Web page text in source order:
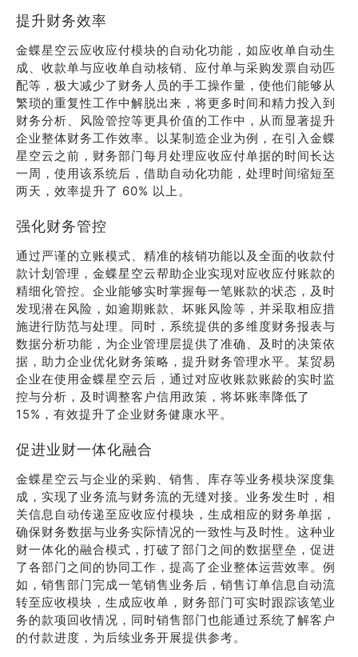
提升财务效率
金蝶星空云应收应付模块的自动化功能，如应收单自动生
成、收款单与应收单自动核销、应付单与采购发票自动匹
配等，极大减少了财务人员的手工操作量，使他们能够从
繁琐的重复性工作中解脱出来，将更多时间和精力投入到
财务分析、风险管控等更具价值的工作中，从而显著提升
企业整体财务工作效率。以某制造企业为例，在引入金蝶
星空云之前，财务部门每月处理应收应付单据的时间长达
一周，使用该系统后，借助自动化功能，处理时间缩短至
两天，效率提升了 60% 以上。
强化财务管控
通过严谨的立账模式、精准的核销功能以及全面的收款付
款计划管理，金蝶星空云帮助企业实现对应收应付账款的
精细化管控。企业能够实时掌握每一笔账款的状态，及时
发现潜在风险，如逾期账款、坏账风险等，并采取相应措
施进行防范与处理。同时，系统提供的多维度财务报表与
数据分析功能，为企业管理层提供了准确、及时的决策依
据，助力企业优化财务策略，提升财务管理水平。某贸易
企业在使用金蝶星空云后，通过对应收账款账龄的实时监
控与分析，及时调整客户信用政策，将坏账率降低了
15%，有效提升了企业财务健康水平。
促进业财一体化融合
金蝶星空云与企业的采购、销售、库存等业务模块深度集
成，实现了业务流与财务流的无缝对接。业务发生时，相
关信息自动传递至应收应付模块，生成相应的财务单据，
确保财务数据与业务实际情况的一致性与及时性。这种业
财一体化的融合模式，打破了部门之间的数据壁垒，促进
了各部门之间的协同工作，提高了企业整体运营效率。例
如，销售部门完成一笔销售业务后，销售订单信息自动流
转至应收模块，生成应收单，财务部门可实时跟踪该笔业
务的款项回收情况，同时销售部门也能通过系统了解客户
的付款进度，为后续业务开展提供参考。